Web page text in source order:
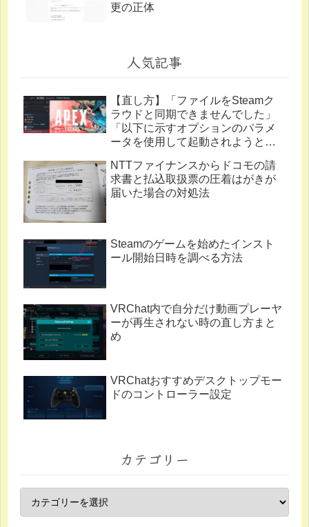
更の正体
人気記事
【直し方】「ファイルをSteamク
ラウドと同期できませんでした」
「以下に示すオプションのパラメ
ータを使用して起動されようとし
NTTファイナンスからドコモの請
求書と払込取扱票の圧着はがきが
届いた場合の対処法
Steamのゲームを始めたインスト
ール開始日時を調べる方法
VRChat内で自分だけ動画プレーヤ
ーが再生されない時の直し方まと
め
VRChatおすすめデスクトップモー
ドのコントローラー設定
カテゴリー